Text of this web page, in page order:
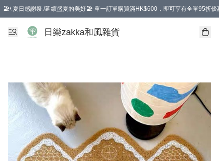
🏖️\ 夏日感謝祭 /延續盛夏的美好🏖️ 單一訂單購買滿HK$600，即可享有全單95折優
選擇GoGoX住宅/工商地址配送，單一訂單消費購物滿HK$680(折扣後），可享有
日樂zakka和風雜貨